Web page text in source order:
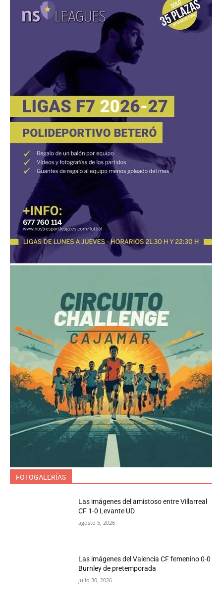
FOTOGALERÍAS
Las imágenes del amistoso entre Villarreal
CF 1-0 Levante UD
agosto 5, 2026
Las imágenes del Valencia CF femenino 0-0
Burnley de pretemporada
julio 30, 2026